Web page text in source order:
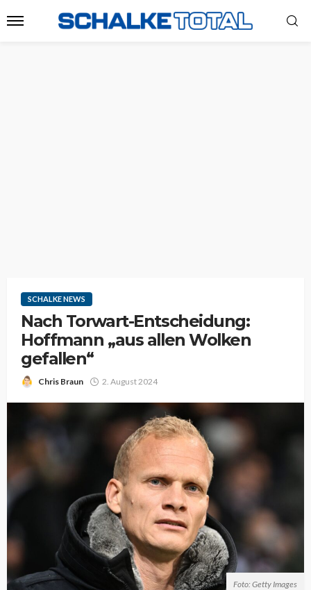
SCHALKE NEWS
Nach Torwart-Entscheidung:
Hoffmann „aus allen Wolken
gefallen“
Chris Braun 2. August 2024
Foto: Getty Images